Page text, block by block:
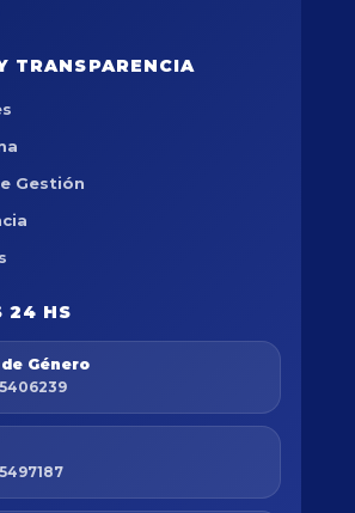
TRANSPARENCIA
Gestión
24 HS
Género